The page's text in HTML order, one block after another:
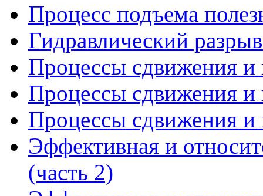
Процесс подъема
Гидравлический
Процессы сдвижения и
Процессы сдвижения и
Процессы сдвижения и
Эффективная и
(часть 2)